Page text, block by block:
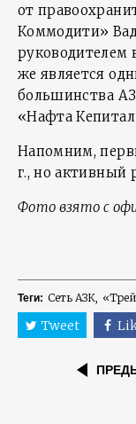
от
Коммодити»
руководителем
же является
большинства
«Нафта
Напомним,
г., но активный
Фото взято с
Теги: Сеть АЗК
Tweet